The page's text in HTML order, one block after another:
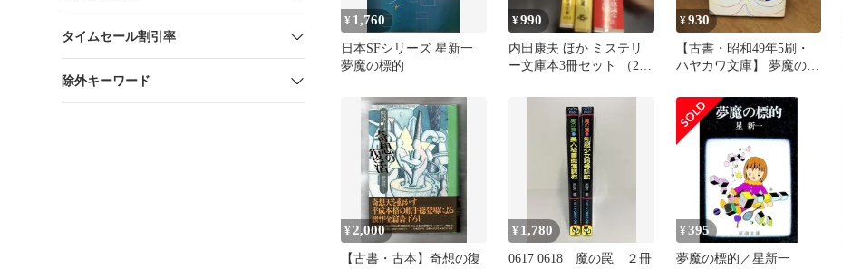
タイムセール割引率
除外キーワード
¥ 1,760
日本SFシリーズ 星新一
夢魔の標的
¥990
内田康夫 ほか ミステリ
ー文庫本3冊セット （2冊
¥930
【古書・昭和49年5刷・
ハヤカワ文庫】 夢魔の標
¥ 2,000
【古書・古本】奇想の復
¥ 1,780
0617 0618 魔の罠 ２冊
¥ 395
夢魔の標的／星新一